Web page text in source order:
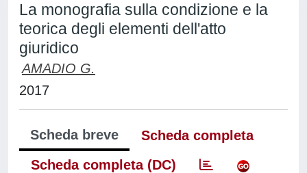
La monografia sulla condizione e la
teorica degli elementi dell'atto
giuridico
AMADIO G.
2017
Scheda breve
Scheda completa
Scheda completa (DC)